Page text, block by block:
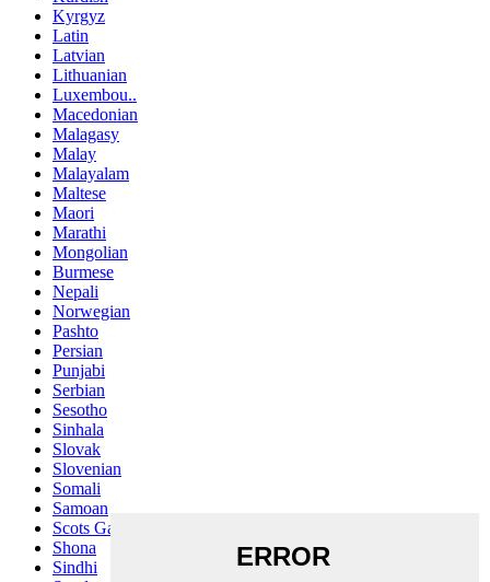
Kyrgyz
Latin
Latvian
Lithuanian
Luxembou..
Macedonian
Malagasy
Malay
Malayalam
Maltese
Maori
Marathi
Mongolian
Burmese
Nepali
Norwegian
Pashto
Persian
Punjabi
Serbian
Sesotho
Sinhala
Slovak
Slovenian
Somali
Samoan
Scots Gaelic
Shona
Sindhi